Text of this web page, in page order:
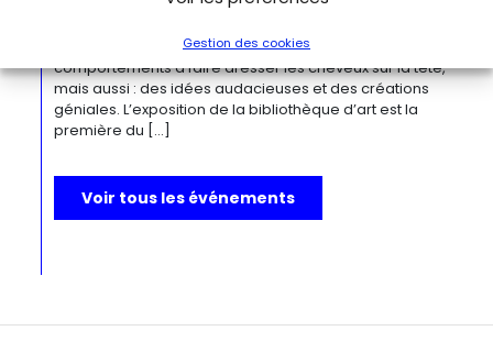
Gestion des cookies
désigner des réalités qui remettent radicalement en
d’exception, des rêves, des monstruosités, des
comportements à faire dresser les cheveux sur la tête,
mais aussi : des idées audacieuses et des créations
géniales. L’exposition de la bibliothèque d’art est la
première du […]
Voir tous les événements